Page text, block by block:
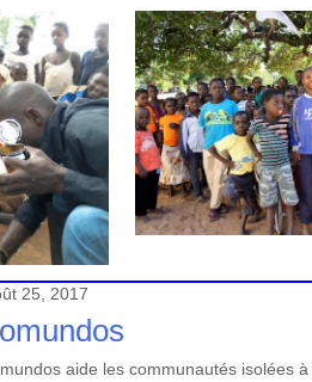
25, 2017
aide les communautés isolées